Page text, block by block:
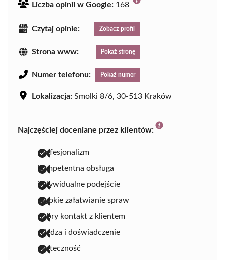
Liczba opinii w Google: 168
Czytaj opinie: Zobacz profil
Strona www: Pokaż stronę
Numer telefonu: Pokaż numer
Lokalizacja: Smolki 8/6, 30-513 Kraków
Najczęściej doceniane przez klientów:
profesjonalizm
kompetentna obsługa
indywidualne podejście
szybkie załatwianie spraw
dobry kontakt z klientem
wiedza i doświadczenie
skuteczność